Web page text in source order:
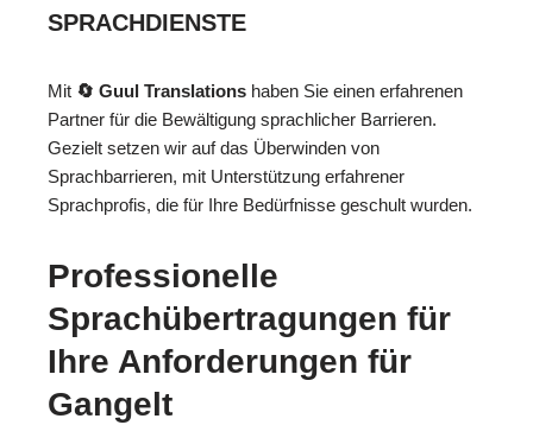
SPRACHDIENSTE
Mit 🔄 Guul Translations haben Sie einen erfahrenen
Partner für die Bewältigung sprachlicher Barrieren.
Gezielt setzen wir auf das Überwinden von
Sprachbarrieren, mit Unterstützung erfahrener
Sprachprofis, die für Ihre Bedürfnisse geschult wurden.
Professionelle
Sprachübertragungen für
Ihre Anforderungen für
Gangelt